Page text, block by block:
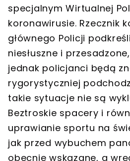
specjalnym Wirtualnej
koronawirusie. Rzecznik
głównego Policji
niesłuszne i
jednak policjanci będą
rygorystyczniej
takie sytuacje nie są
Beztroskie spacery i
uprawianie sportu na
jak przed wybuchem
obecnie wskazane, a